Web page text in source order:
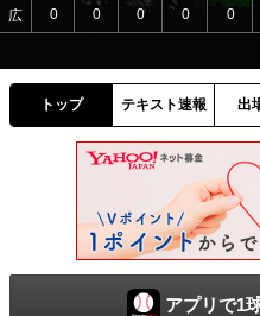
広
0
0 0 0 0
トップ テキスト速報 出
アプリで1